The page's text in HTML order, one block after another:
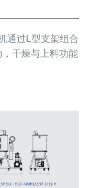
通过L型支架组合
干燥与上料功能